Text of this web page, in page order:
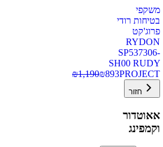
משקפי
בטיחות רודי
פרוג'קט
RYDON
SP537306-
SH00 RUDY
PROJECT
₪893
₪1,190
חזור
אאוטדור
וקמפינג